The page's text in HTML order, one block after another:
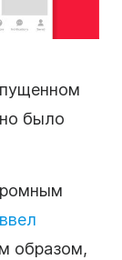
было
образом,